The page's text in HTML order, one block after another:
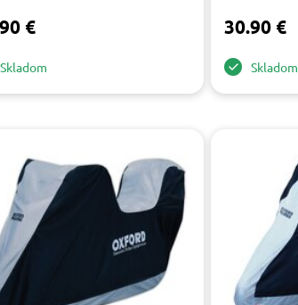
€
Skladom
30.90 €
Skladom